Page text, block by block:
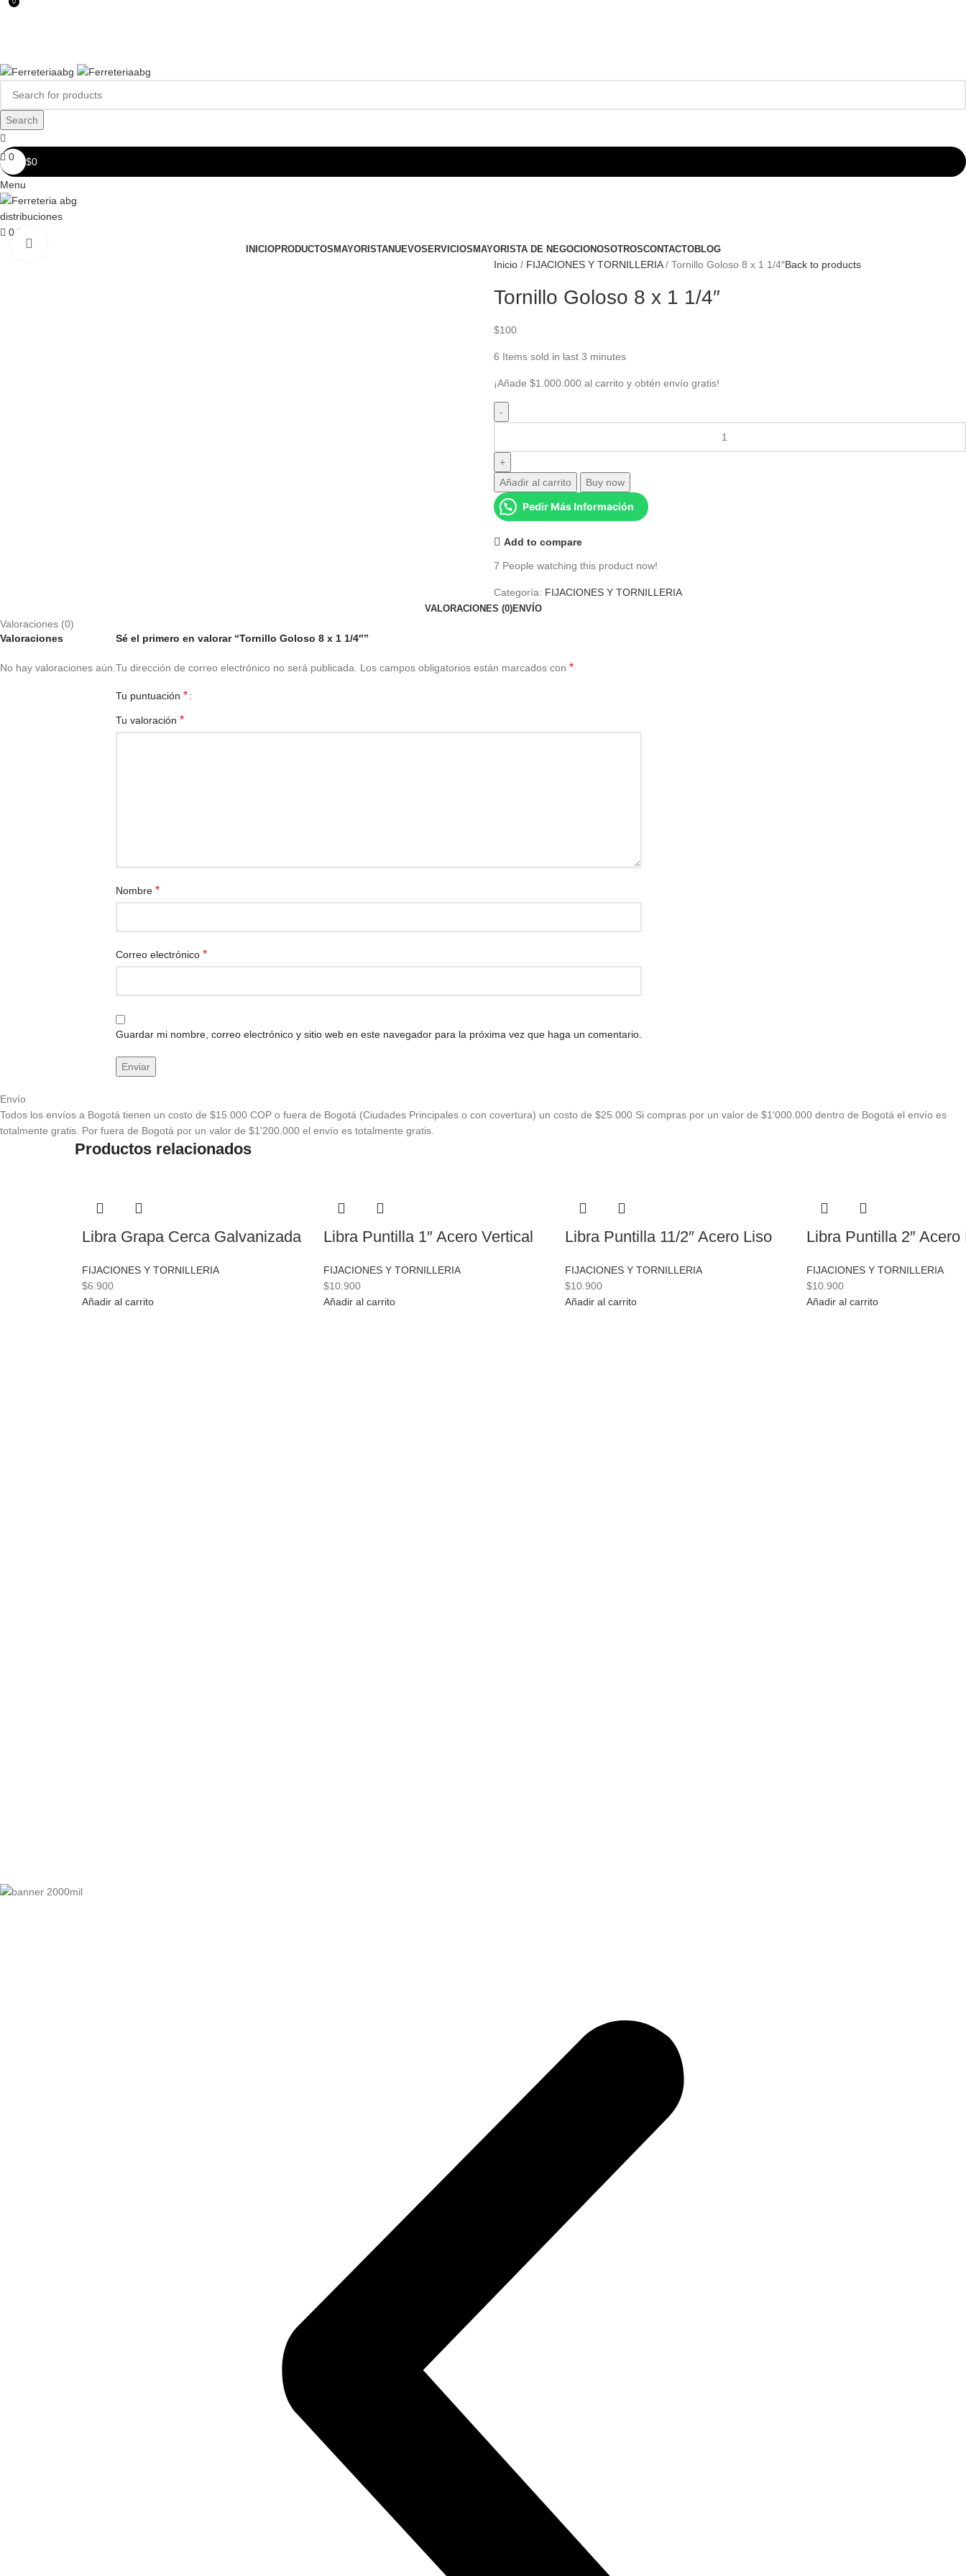
FERREPINTURASABG123@GMAIL.COM
Search
0 $0
Menu
0 $
INICIOPRODUCTOS MAYORISTANUEVOSERVICIOS MAYORISTA DE NEGOCIONOSOTROSCONTACTOBLOG
Inicio FIJACIONES Y TORNILLERIA Tornillo Goloso 8 x 1 1/4″Back to products
Tornillo Goloso 8 x 1 1/4″
$100
6 Items sold in last 3 minutes
¡Añade $1.000.000 al carrito y obtén envío gratis!
Añadir al carrito Buy now
Pedir Más Información
Add to compare
7 People watching this product now!
Categoría: FIJACIONES Y TORNILLERIA
VALORACIONES (0)ENVÍO
Valoraciones (0)
Valoraciones
No hay valoraciones aún.
Sé el primero en valorar “Tornillo Goloso 8 x 1 1/4″”
Tu dirección de correo electrónico no será publicada. Los campos obligatorios están marcados con *
Tu puntuación *
Tu valoración *
Nombre *
Correo electrónico *
Guardar mi nombre, correo electrónico y sitio web en este navegador para la próxima vez que haga un comentario.
Envío
Todos los envíos a Bogotá tienen un costo de $15.000 COP o fuera de Bogotá (Ciudades Principales o con covertura) un costo de $25.000 Si compras por un valor de $1'000.000 dentro de Bogotá el envío es
totalmente gratis. Por fuera de Bogotá por un valor de $1'200.000 el envío es totalmente gratis.
Productos relacionados
Libra Grapa Cerca Galvanizada
FIJACIONES Y TORNILLERIA
$6.900
Añadir al carrito
Libra Puntilla 1″ Acero Vertical
FIJACIONES Y TORNILLERIA
$10.900
Añadir al carrito
Libra Puntilla 11/2″ Acero Liso
FIJACIONES Y TORNILLERIA
$10.900
Añadir al carrito
Libra Puntilla 2″ Acero
FIJACIONES Y TORNILLERIA
$10.900
Añadir al carrito
0